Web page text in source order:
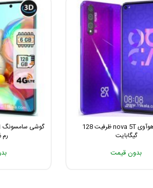
رم 6 گیگابایت
گوشی هوآوی nova 5T ظرفیت 128
گیگابایت
بدون قیمت